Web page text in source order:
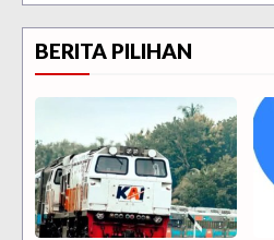
BERITA PILIHAN